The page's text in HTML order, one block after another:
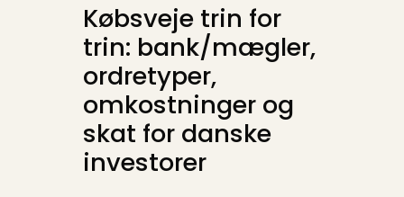
Købsveje trin for
trin: bank/mægler,
ordretyper,
omkostninger og
skat for danske
investorer